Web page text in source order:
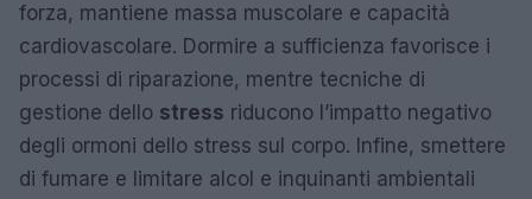
forza, mantiene massa muscolare e capacità
cardiovascolare. Dormire a sufficienza favorisce i
processi di riparazione, mentre tecniche di
gestione dello stress riducono l’impatto negativo
degli ormoni dello stress sul corpo. Infine, smettere
di fumare e limitare alcol e inquinanti ambientali